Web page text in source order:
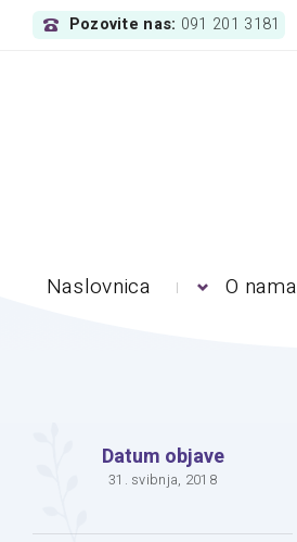
Pozovite nas: 091 201 3181
Naslovnica O nama
Datum objave
31. svibnja, 2018